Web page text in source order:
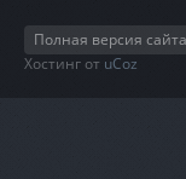
Полная версия сайта
Хостинг от uCoz